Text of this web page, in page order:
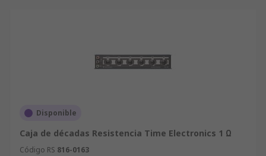
Disponible
Caja de décadas Resistencia Time Electronics 1 Ω
Código RS 816-0163